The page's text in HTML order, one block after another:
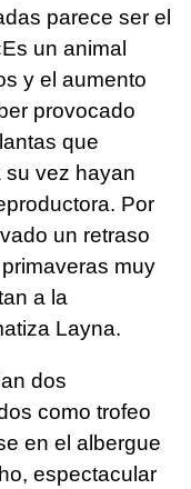
parece ser el
un animal
y el aumento
provocado
que
su vez hayan
Por
un retraso
muy
a la
Layna.
dos
como trofeo
en el albergue
espectacular